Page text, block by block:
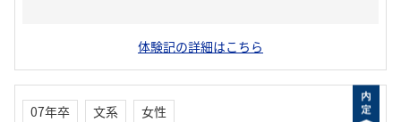
体験記の詳細はこちら
07年卒 文系
女性